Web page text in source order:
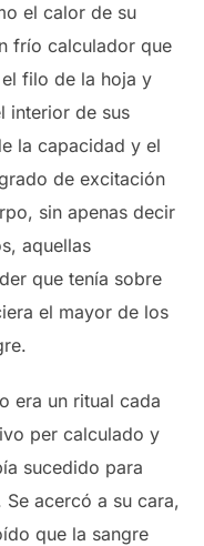
el calor de su
frío calculador que
filo de la hoja y
interior de sus
la capacidad y el
de excitación
sin apenas decir
aquellas
que tenía sobre
el mayor de los
era un ritual cada
per calculado y
sucedido para
acercó a su cara,
que la sangre